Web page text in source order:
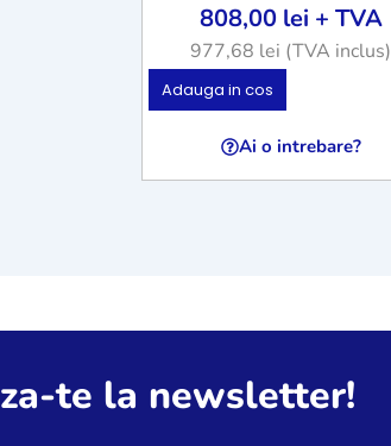
808,00 lei + TVA
977,68 lei (TVA inclus)
Adauga in cos
Ai o intrebare?
te la newsletter!